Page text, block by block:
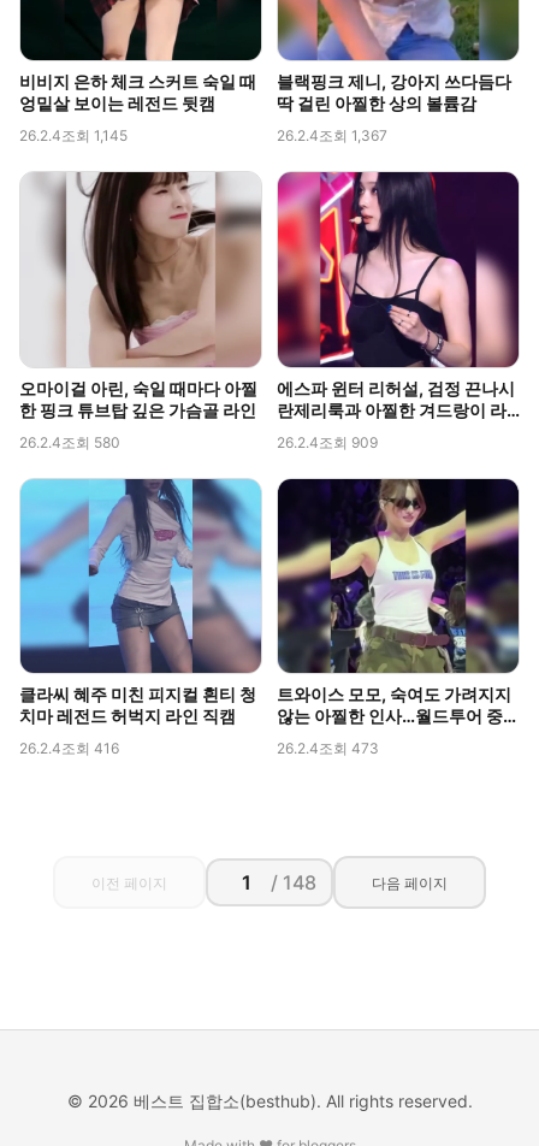
비비지 은하 체크 스커트 숙일 때
엉밑살 보이는 레전드 뒷캠
26.2.4조회 1,145
블랙핑크 제니, 강아지 쓰다듬다
딱 걸린 아찔한 상의 볼륨감
26.2.4조회 1,367
오마이걸 아린, 숙일 때마다 아찔
한 핑크 튜브탑 깊은 가슴골 라인
26.2.4조회 580
에스파 윈터 리허설, 검정 끈나시
란제리룩과 아찔한 겨드랑이 라
26.2.4조회 909
클라씨 혜주 미친 피지컬 흰티 청
치마 레전드 허벅지 라인 직캠
26.2.4조회 416
트와이스 모모, 숙여도 가려지지
않는 아찔한 인사…월드투어 중
포착된 볼륨감
26.2.4조회 473
이전 페이지 / 148 다음 페이지
© 2026 베스트 집합소(besthub). All rights reserved.